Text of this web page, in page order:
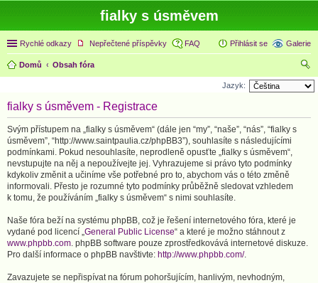
fialky s úsměvem
Rychlé odkazy Nepřečtené příspěvky Galerie
FAQ Přihlásit se
Domů
Obsah fóra
led
Jazyk:
fialky s úsměvem - Registrace
Svým přístupem na „fialky s úsměvem“ (dále jen “my”, “naše”, “nás”, “fialky s
úsměvem”, “http://www.saintpaulia.cz/phpBB3”), souhlasíte s následujícími
podmínkami. Pokud nesouhlasíte, neprodleně opusťte „fialky s úsměvem“,
nevstupujte na něj a nepoužívejte jej. Vyhrazujeme si právo tyto podmínky
kdykoliv změnit a učiníme vše potřebné pro to, abychom vás o této změně
informovali. Přesto je rozumné tyto podmínky průběžně sledovat vzhledem
k tomu, že používáním „fialky s úsměvem“ s nimi souhlasíte.
Naše fóra beží na systému phpBB, což je řešení internetového fóra, které je
vydané pod licencí „General Public License“ a které je možno stáhnout z
www.phpbb.com. phpBB software pouze zprostředkovává internetové diskuze.
Pro další informace o phpBB navštivte: http://www.phpbb.com/.
Zavazujete se nepřispívat na fórum pohoršujícím, hanlivým, nevhodným,